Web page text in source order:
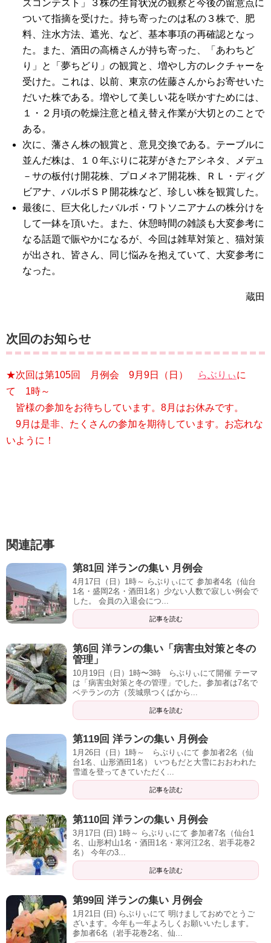
ズコンテスト」３株の生育状況の観察と今後の留意点に
ついて指摘を受けた。持ち寄ったのは私の３株で、肥
料、注水方法、遮光、など、基本事項の再確認となっ
た。また、酒田の高橋さんが持ち寄った、「あわちど
り」と「夢ちどり」の観賞と、増やし方のレクチャーを
受けた。これは、以前、東京の佐藤さんからお寄せいた
だいた株である。増やして美しい花を咲かすためには、
１・２月頃の乾燥注意と植え替え作業が大切とのことで
ある。
次に、藩さん株の観賞と、意見交換である。テーブルに
並んだ株は、１０年ぶりに花芽がきたアシネタ、メデュ
－サの板付け開花株、プロメネア開花株、ＲＬ・ディグ
ビアナ、バルボＳＰ開花株など、珍しい株を観賞した。
最後に、巨大化したバルボ・ワトソニアナムの株分けを
して一鉢を頂いた。また、休憩時間の雑談も大変参考に
なる話題で賑やかになるが、今回は雑草対策と、猫対策
が出され、皆さん、同じ悩みを抱えていて、大変参考に
なった。
蔵田
次回のお知らせ
★次回は第105回 月例会 9月9日（日） らぶりぃに
て 1時～
皆様の参加をお待ちしています。8月はお休みです。
9月は是非、たくさんの参加を期待しています。お忘れな
いように！
関連記事
第81回 洋ランの集い 月例会
4月17日（日）1時～ らぶりぃにて 参加者4名（仙台
1名・盛岡2名・酒田1名）少ない人数で寂しい例会で
した。 会員の入退会につ...
記事を読む
第6回 洋ランの集い「病害虫対策と冬の
管理」
10月19日（日）1時〜3時 らぶりぃにて開催 テーマ
は「病害虫対策と冬の管理」でした。参加者は7名で
ベテランの方（茨城県つくばから...
記事を読む
第119回 洋ランの集い 月例会
1月26日（日）1時～ らぶりぃにて 参加者2名（仙
台1名、山形酒田1名） いつもだと大雪におおわれた
雪道を登ってきていただく...
記事を読む
第110回 洋ランの集い 月例会
3月17日 (日) 1時～ らぶりぃにて 参加者7名（仙台1
名、山形村山1名・酒田1名・寒河江2名、岩手花巻2
名） 今年の3...
記事を読む
第99回 洋ランの集い 月例会
1月21日 (日) らぶりぃにて 明けましておめでとうご
ざいます。今年も一年よろしくお願いいたします。
参加者6名（岩手花巻2名、仙...